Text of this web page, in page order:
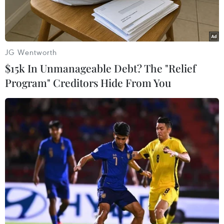
Hà Giang
Cơ quan An ninh điều tra, Công an tỉnh Hà Giang thi hành lệnh
bắt tạm giam bị can Phù Thị Nguyệt. (Ảnh: TTXVN phát)
Ngày 29/2, Cơ quan An ninh Điều tra thuộc Công
JG Wentworth
$15k In Unmanageable Debt? The "Relief
Program" Creditors Hide From You